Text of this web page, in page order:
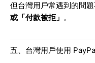
但台灣用戶常遇到的問
或「付款被拒」 。
五、台灣用戶使用